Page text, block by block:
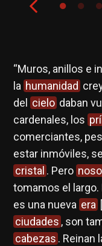
“Muros, anillos e
la humanidad
del
cielo daban
cardenales, los
comerciantes,
estar inmóviles,
cristal . Pero
tomamos el largo.
es una nueva era
ciudades , son
cabezas . Reinan